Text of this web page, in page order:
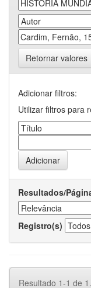
Retornar valores
Adicionar filtros:
Utilizar filtros para
Resultados/
Registro(s)
Resultado 1-1 de 1.